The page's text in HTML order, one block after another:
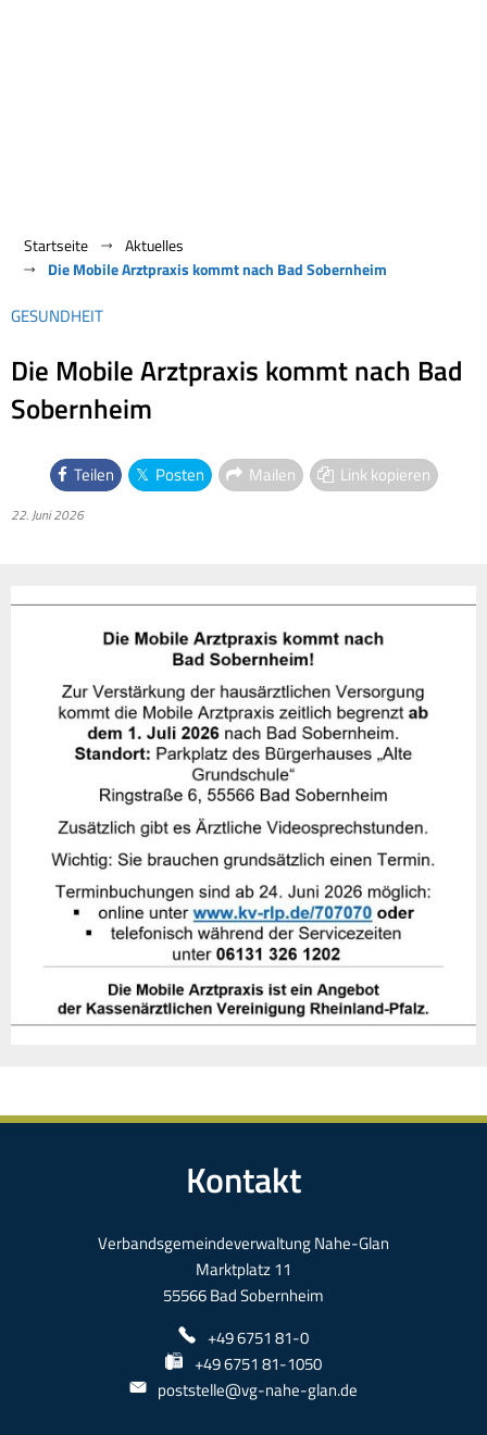
Startseite
Aktuelles
Die Mobile Arztpraxis kommt nach Bad Sobernheim
GESUNDHEIT
Die Mobile Arztpraxis kommt nach Bad
Sobernheim
Teilen Posten Mailen Link kopieren
22. Juni 2026
Kontakt
Verbandsgemeindeverwaltung Nahe-Glan
Marktplatz 11
55566 Bad Sobernheim
+49 6751 81-0
+49 6751 81-1050
poststelle@vg-nahe-glan.de